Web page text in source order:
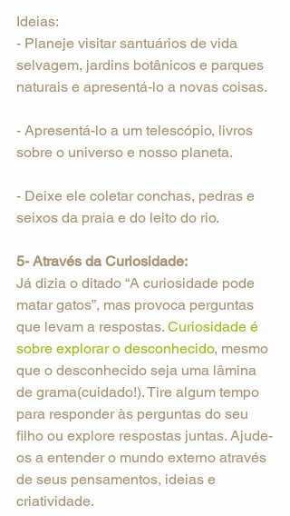
Ideias:
- Planeje visitar santuários de vida
selvagem, jardins botânicos e parques
naturais e apresentá-lo a novas coisas.
- Apresentá-lo a um telescópio, livros
sobre o universo e nosso planeta.
- Deixe ele coletar conchas, pedras e
seixos da praia e do leito do rio.
5- Através da Curiosidade:
Já dizia o ditado “A curiosidade pode
matar gatos”, mas provoca perguntas
que levam a respostas. Curiosidade é
sobre explorar o desconhecido, mesmo
que o desconhecido seja uma lâmina
de grama(cuidado!). Tire algum tempo
para responder às perguntas do seu
filho ou explore respostas juntas. Ajude-
os a entender o mundo externo através
de seus pensamentos, ideias e
criatividade.